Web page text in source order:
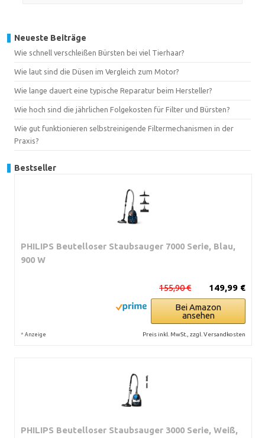
Neueste Beiträge
Wie schnell verschleißen Bürsten bei viel Tierhaar?
Wie laut sind die Düsen im Vergleich zum Motor?
Wie lange dauert eine typische Reparatur beim Hersteller?
Wie hoch sind die jährlichen Folgekosten für Filter und Bürsten?
Wie gut funktionieren selbstreinigende Filtermechanismen in der
Praxis?
Bestseller
PHILIPS Beutelloser Staubsauger 7000 Serie, Blau,
900 W
149,99 €
155,90 €
Bei Amazon
ansehen
* Anzeige Preis inkl. MwSt., zzgl. Versandkosten
PHILIPS Beutelloser Staubsauger 3000 Serie, Weiß,